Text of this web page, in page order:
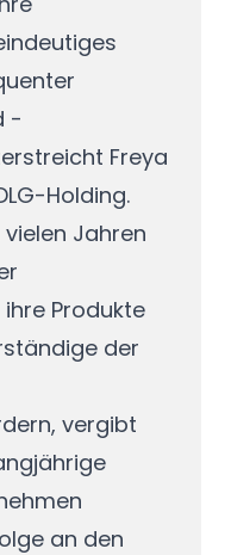
-
Freya
Holding.
vielen Jahren
Produkte
der
vergibt
an den